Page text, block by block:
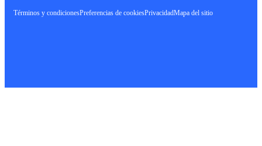
Términos y condicionesPreferencias de cookiesPrivacidadMapa del sitio